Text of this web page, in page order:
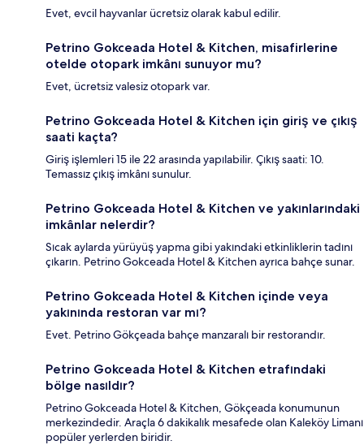
Evet, evcil hayvanlar ücretsiz olarak kabul edilir.
Petrino Gokceada Hotel & Kitchen, misafirlerine
otelde otopark imkânı sunuyor mu?
Evet, ücretsiz valesiz otopark var.
Petrino Gokceada Hotel & Kitchen için giriş ve çıkış
saati kaçta?
Giriş işlemleri 15 ile 22 arasında yapılabilir. Çıkış saati: 10.
Temassız çıkış imkânı sunulur.
Petrino Gokceada Hotel & Kitchen ve yakınlarındaki
imkânlar nelerdir?
Sıcak aylarda yürüyüş yapma gibi yakındaki etkinliklerin tadını
çıkarın. Petrino Gokceada Hotel & Kitchen ayrıca bahçe sunar.
Petrino Gokceada Hotel & Kitchen içinde veya
yakınında restoran var mı?
Evet. Petrino Gökçeada bahçe manzaralı bir restorandır.
Petrino Gokceada Hotel & Kitchen etrafındaki
bölge nasıldır?
Petrino Gokceada Hotel & Kitchen, Gökçeada konumunun
merkezindedir. Araçla 6 dakikalık mesafede olan Kaleköy Limanı
popüler yerlerden biridir.